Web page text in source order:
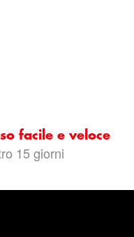
facile e veloce
15 giorni